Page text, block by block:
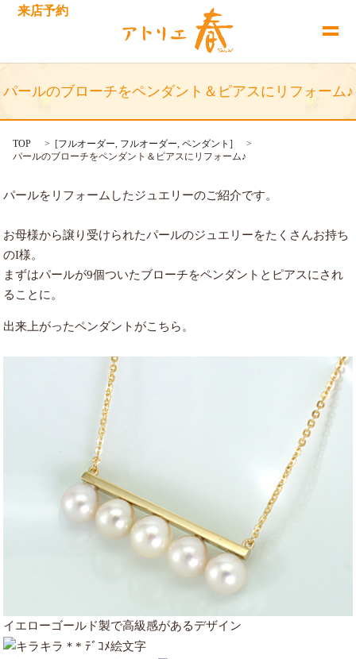
来店予約
パールのブローチをペンダント＆ピアスにリフォーム♪
TOP [フルオーダー フルオーダー ,ペンダント]
パールのブローチをペンダント＆ピアスにリフォーム♪
パールをリフォームしたジュエリーのご紹介です。
お母様から譲り受けられたパールのジュエリーをたくさんお持ち
のI様。
まずはパールが9個ついたブローチをペンダントとピアスにされ
ることに。
出来上がったペンダントがこちら。
イエローゴールド製で高級感があるデザイン